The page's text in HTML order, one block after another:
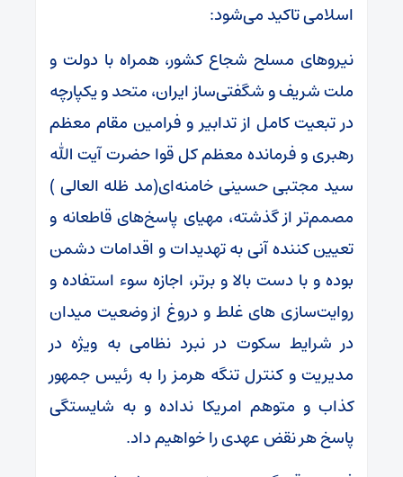
اسلامی تاکید می‌شود:
نیروهای مسلح شجاع کشور، همراه با دولت و
ملت شریف و شگفتی‌ساز ایران، متحد و یکپارچه
در تبعیت کامل از تدابیر و فرامین مقام معظم
رهبری و فرمانده معظم کل قوا حضرت آیت الله
سید مجتبی حسینی خامنه‌ای(مد ظله العالی )
مصمم‌تر از گذشته، مهیای پاسخ‌های قاطعانه و
تعیین کننده آنی به تهدیدات و اقدامات دشمن
بوده و با دست بالا و برتر، اجازه سوء استفاده و
روایت‌سازی های غلط و دروغ از وضعیت میدان
در شرایط سکوت در نبرد نظامی به ویژه در
مدیریت و کنترل تنگه هرمز را به رئیس جمهور
کذاب و متوهم امریکا نداده و به شایستگی
پاسخ هر نقض عهدی را خواهیم داد.